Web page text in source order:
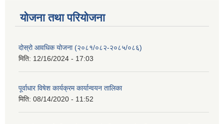
योजना तथा परियोजना
दोस्रो आवधिक योजना (२०८१/०८२-२०८५/०८६)
मिति: 12/16/2024 - 17:03
पूर्वाधार विषेश कार्यक्रम कार्यान्वयन तालिका
मिति: 08/14/2020 - 11:52